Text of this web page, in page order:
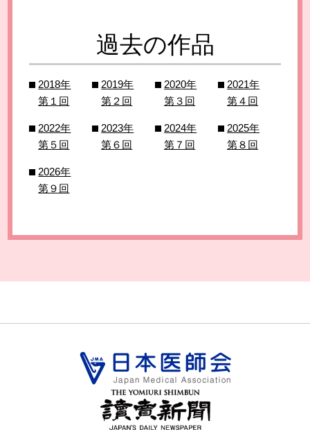
過去の作品
2018年
第１回
2019年
第２回
2020年
第３回
2021年
第４回
2022年
第５回
2023年
第６回
2024年
第７回
2025年
第８回
2026年
第９回